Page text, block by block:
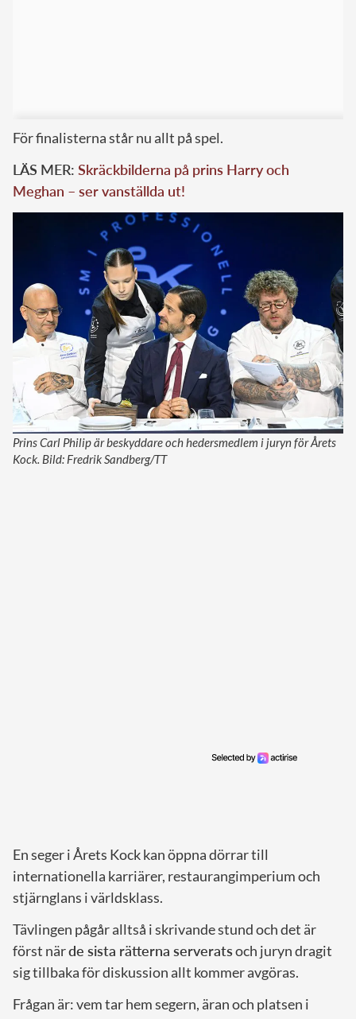
För finalisterna står nu allt på spel.
LÄS MER: Skräckbilderna på prins Harry och
Meghan – ser vanställda ut!
Prins Carl Philip är beskyddare och hedersmedlem i juryn för Årets
Kock. Bild: Fredrik Sandberg/TT
En seger i Årets Kock kan öppna dörrar till
internationella karriärer, restaurangimperium och
stjärnglans i världsklass.
Tävlingen pågår alltså i skrivande stund och det är
först närde sista rätterna serveratsoch juryn dragit
sig tillbaka för diskussion allt kommer avgöras.
Frågan är: vem tar hem segern, äran och platsen i